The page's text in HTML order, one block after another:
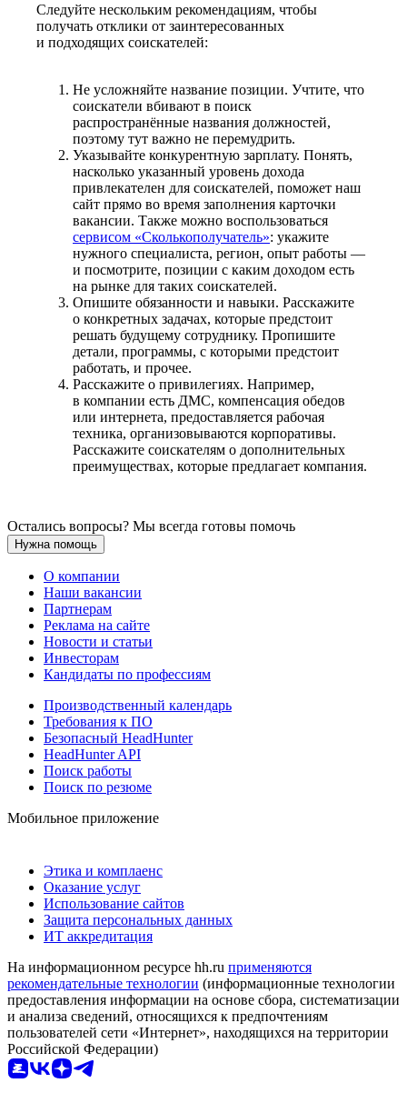
Следуйте нескольким рекомендациям, чтобы
получать отклики от заинтересованных
и подходящих соискателей:
Не усложняйте название позиции. Учтите, что
соискатели вбивают в поиск
распространённые названия должностей,
поэтому тут важно не перемудрить.
Указывайте конкурентную зарплату. Понять,
насколько указанный уровень дохода
привлекателен для соискателей, поможет наш
сайт прямо во время заполнения карточки
вакансии. Также можно воспользоваться
сервисом «Сколькополучатель»: укажите
нужного специалиста, регион, опыт работы —
и посмотрите, позиции с каким доходом есть
на рынке для таких соискателей.
Опишите обязанности и навыки. Расскажите
о конкретных задачах, которые предстоит
решать будущему сотруднику. Пропишите
детали, программы, с которыми предстоит
работать, и прочее.
Расскажите о привилегиях. Например,
в компании есть ДМС, компенсация обедов
или интернета, предоставляется рабочая
техника, организовываются корпоративы.
Расскажите соискателям о дополнительных
преимуществах, которые предлагает компания.
Остались вопросы? Мы всегда готовы помочь
Нужна помощь
О компании
Наши вакансии
Партнерам
Реклама на сайте
Новости и статьи
Инвесторам
Кандидаты по профессиям
Производственный календарь
Требования к ПО
Безопасный HeadHunter
HeadHunter API
Поиск работы
Поиск по резюме
Мобильное приложение
Этика и комплаенс
Оказание услуг
Использование сайтов
Защита персональных данных
ИТ аккредитация
На информационном ресурсе hh.ru применяются
рекомендательные технологии (информационные технологии
предоставления информации на основе сбора, систематизации
и анализа сведений, относящихся к предпочтениям
пользователей сети «Интернет», находящихся на территории
Российской Федерации)